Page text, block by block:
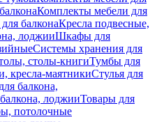
Комплекты мебели для
балконаКресла подвесные,
лоджииШкафы для
Системы хранения для
столы-книгиТумбы для
кресла-маятникиСтулья для
балкона,
лоджииТовары для
потолочные